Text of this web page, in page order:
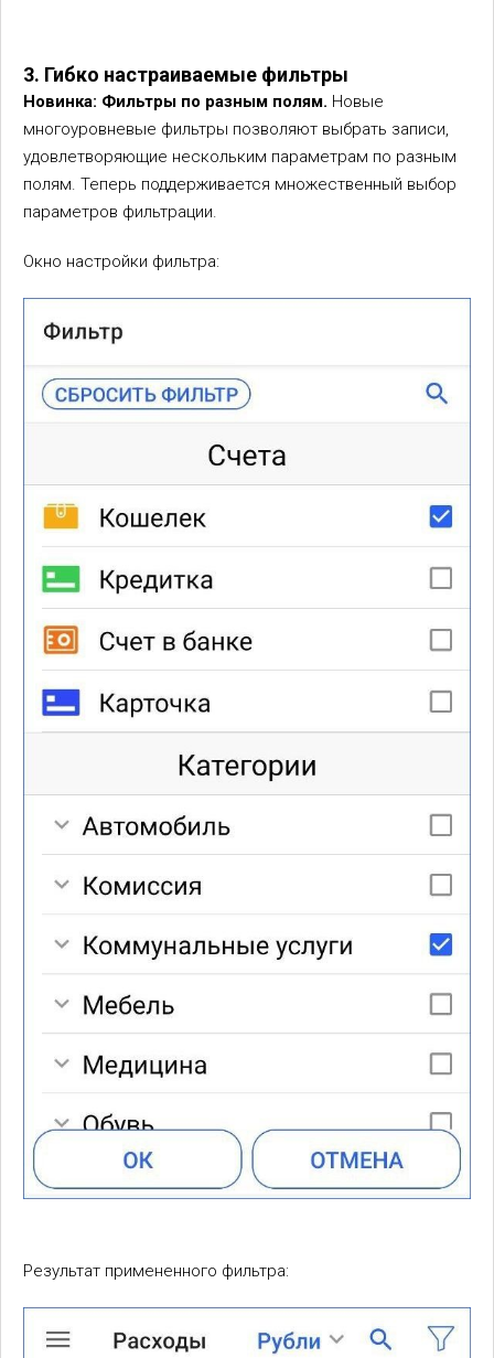
3. Гибко настраиваемые фильтры
Новинка: Фильтры по разным полям. Новые
многоуровневые фильтры позволяют выбрать записи,
удовлетворяющие нескольким параметрам по разным
полям. Теперь поддерживается множественный выбор
параметров фильтрации.
Окно настройки фильтра:
Результат примененного фильтра: